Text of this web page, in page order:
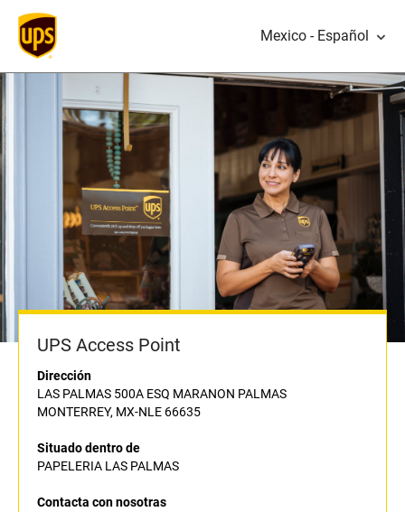
Mexico - Español
UPS Access Point
Dirección
LAS PALMAS 500A ESQ MARANON PALMAS
MONTERREY, MX-NLE 66635
Situado dentro de
PAPELERIA LAS PALMAS
Contacta con nosotras